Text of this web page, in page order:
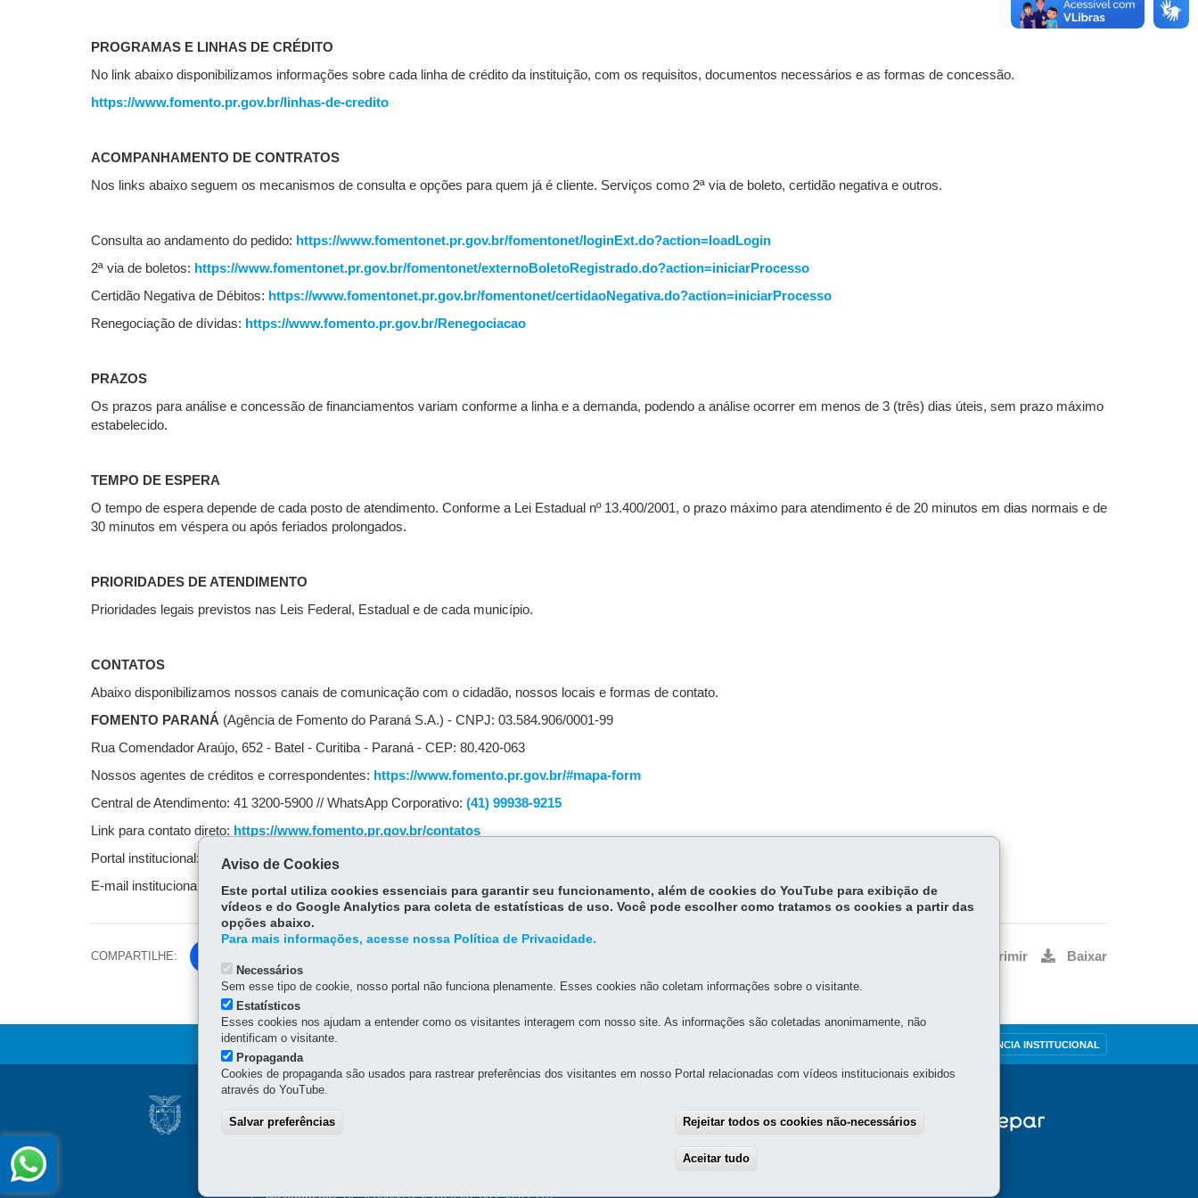
PROGRAMAS E LINHAS DE CRÉDITO
No link abaixo disponibilizamos informações sobre cada linha de crédito da instituição, com os requisitos, documentos necessários e as formas de concessão.
https://www.fomento.pr.gov.br/linhas-de-credito
ACOMPANHAMENTO DE CONTRATOS
Nos links abaixo seguem os mecanismos de consulta e opções para quem já é cliente. Serviços como 2ª via de boleto, certidão negativa e outros.
Consulta ao andamento do pedido: https://www.fomentonet.pr.gov.br/fomentonet/loginExt.do?action=loadLogin
2ª via de boletos: https://www.fomentonet.pr.gov.br/fomentonet/externoBoletoRegistrado.do?action=iniciarProcesso
Certidão Negativa de Débitos: https://www.fomentonet.pr.gov.br/fomentonet/certidaoNegativa.do?action=iniciarProcesso
Renegociação de dívidas: https://www.fomento.pr.gov.br/Renegociacao
PRAZOS
Os prazos para análise e concessão de financiamentos variam conforme a linha e a demanda, podendo a análise ocorrer em menos de 3 (três) dias úteis, sem prazo máximo
estabelecido.
TEMPO DE ESPERA
O tempo de espera depende de cada posto de atendimento. Conforme a Lei Estadual nº 13.400/2001, o prazo máximo para atendimento é de 20 minutos em dias normais e de
30 minutos em véspera ou após feriados prolongados.
PRIORIDADES DE ATENDIMENTO
Prioridades legais previstos nas Leis Federal, Estadual e de cada município.
CONTATOS
Abaixo disponibilizamos nossos canais de comunicação com o cidadão, nossos locais e formas de contato.
FOMENTO PARANÁ (Agência de Fomento do Paraná S.A.) - CNPJ: 03.584.906/0001-99
Rua Comendador Araújo, 652 - Batel - Curitiba - Paraná - CEP: 80.420-063
Nossos agentes de créditos e correspondentes: https://www.fomento.pr.gov.br/#mapa-form
Central de Atendimento: 41 3200-5900 // WhatsApp Corporativo: (41) 99938-9215
Link para contato direto: https://www.fomento.pr.gov.br/contatos
Portal institucional:
www.fomento.pr.gov.br
E-mail institucional:
falafomento@fomento.pr.gov.br
COMPARTILHE:
ce
bo
ok
Tw
itt
er
Imprimir Baixar
TRANSPARÊNCIA INSTITUCIONAL
Navegação
Principal
R. Comendador Araújo, 652 - Batel
Aviso de Cookies
Este portal utiliza cookies essenciais para garantir seu funcionamento, além de cookies do YouTube para exibição de
vídeos e do Google Analytics para coleta de estatísticas de uso. Você pode escolher como tratamos os cookies a partir das
opções abaixo.
Para mais informações, acesse nossa Política de Privacidade.
Necessários
Sem esse tipo de cookie, nosso portal não funciona plenamente. Esses cookies não coletam informações sobre o visitante.
Estatísticos
Esses cookies nos ajudam a entender como os visitantes interagem com nosso site. As informações são coletadas anonimamente, não
identificam o visitante.
Propaganda
Cookies de propaganda são usados para rastrear preferências dos visitantes em nosso Portal relacionadas com vídeos institucionais exibidos
através do YouTube.
Salvar preferências Rejeitar todos os cookies não-necessários
Aceitar tudo